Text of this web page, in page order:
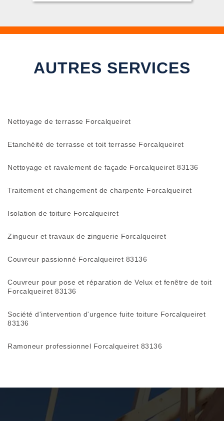
AUTRES SERVICES
Nettoyage de terrasse Forcalqueiret
Etanchéité de terrasse et toit terrasse Forcalqueiret
Nettoyage et ravalement de façade Forcalqueiret 83136
Traitement et changement de charpente Forcalqueiret
Isolation de toiture Forcalqueiret
Zingueur et travaux de zinguerie Forcalqueiret
Couvreur passionné Forcalqueiret 83136
Couvreur pour pose et réparation de Velux et fenêtre de toit
Forcalqueiret 83136
Société d'intervention d'urgence fuite toiture Forcalqueiret
83136
Ramoneur professionnel Forcalqueiret 83136